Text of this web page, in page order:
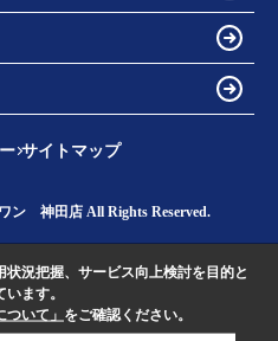
サイトマップ
ン 神田店 All Rights Reserved.
況把握、サービス向上検討を目的と
ます。
ついて」 をご確認ください。